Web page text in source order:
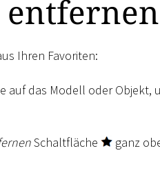
entfernen
Ihren Favoriten:
auf das Modell oder Objekt,
Schaltfläche
ganz